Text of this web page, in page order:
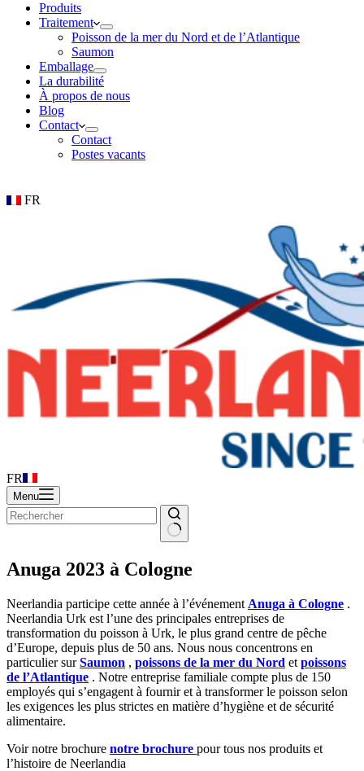
Produits
Traitement
Poisson de la mer du Nord et de l’Atlantique
Saumon
Emballage
La durabilité
À propos de nous
Blog
Contact
Contact
Postes vacants
FR
FR
Menu
Anuga 2023 à Cologne
Neerlandia participe cette année à l’événement Anuga à Cologne .
Neerlandia Urk est l’une des principales entreprises de
transformation du poisson à Urk, le plus grand centre de pêche
d’Europe, depuis plus de 50 ans. Nous nous concentrons en
particulier surSaumon , poissons de la mer du Nord et poissons
de l’Atlantique . Notre entreprise familiale compte plus de 150
employés qui s’engagent à fournir et à transformer le poisson selon
les exigences les plus strictes en matière d’hygiène et de sécurité
alimentaire.
Voir notre brochure notre brochure pour tous nos produits et
l’histoire de Neerlandia